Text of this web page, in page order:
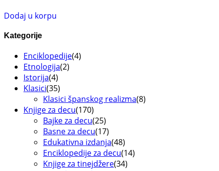
Dodaj u korpu
Kategorije
Enciklopedije(4)
Etnologija(2)
Istorija(4)
Klasici(35)
Klasici španskog realizma(8)
Knjige za decu(170)
Bajke za decu(25)
Basne za decu(17)
Edukativna izdanja(48)
Enciklopedije za decu(14)
Knjige za tinejdžere(34)